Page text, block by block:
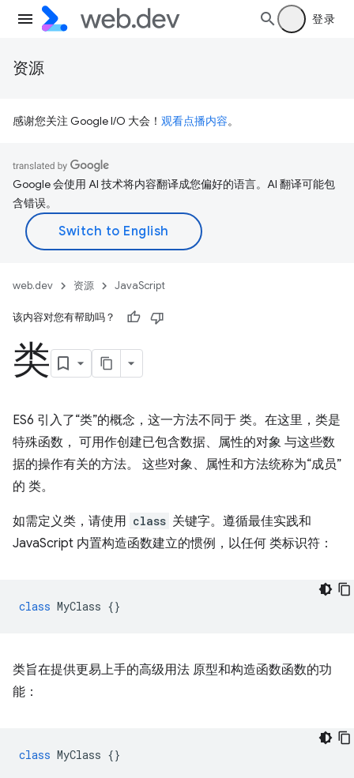
登录
资源
感谢您关注 Google I/O 大会！ 观看点播内容。
Google 会使用 AI 技术将内容翻译成您偏好的语言。AI 翻译可能包
含错误。
web.dev 资源 JavaScript
该内容对您有帮助吗？
类
ES6 引入了“类”的概念，这一方法不同于 类。在这里，类是
特殊函数， 可用作创建已包含数据、属性的对象 与这些数
据的操作有关的方法。 这些对象、属性和方法统称为“成员”
的 类。
如需定义类，请使用 class 关键字。遵循最佳实践和
JavaScript 内置构造函数建立的惯例，以任何 类标识符：
class MyClass {}
类旨在提供更易上手的高级用法 原型和构造函数函数的功
能：
class MyClass {}